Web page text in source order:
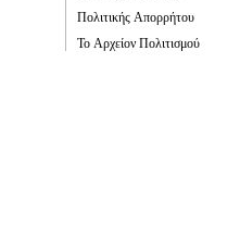
Πολιτικής Απορρήτου
Το Αρχείον Πολιτισμού